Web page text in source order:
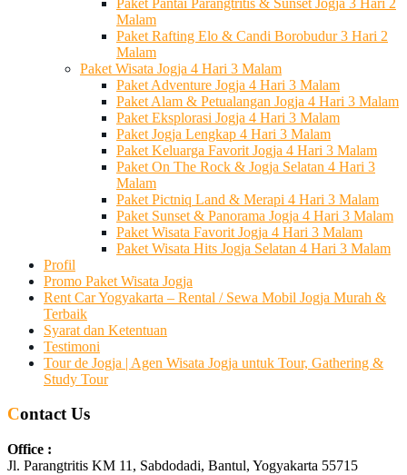
Malam
Paket Rafting Elo & Candi Borobudur 3 Hari 2
Malam
Paket Wisata Jogja 4 Hari 3 Malam
Paket Adventure Jogja 4 Hari 3 Malam
Paket Alam & Petualangan Jogja 4 Hari 3 Malam
Paket Eksplorasi Jogja 4 Hari 3 Malam
Paket Jogja Lengkap 4 Hari 3 Malam
Paket Keluarga Favorit Jogja 4 Hari 3 Malam
Paket On The Rock & Jogja Selatan 4 Hari 3
Malam
Paket Pictniq Land & Merapi 4 Hari 3 Malam
Paket Sunset & Panorama Jogja 4 Hari 3 Malam
Paket Wisata Favorit Jogja 4 Hari 3 Malam
Paket Wisata Hits Jogja Selatan 4 Hari 3 Malam
Profil
Promo Paket Wisata Jogja
Rent Car Yogyakarta – Rental / Sewa Mobil Jogja Murah &
Terbaik
Syarat dan Ketentuan
Testimoni
Tour de Jogja | Agen Wisata Jogja untuk Tour, Gathering &
Study Tour
Contact Us
Office :
Jl. Parangtritis KM 11, Sabdodadi, Bantul, Yogyakarta 55715